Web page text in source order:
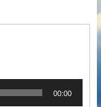
00:00